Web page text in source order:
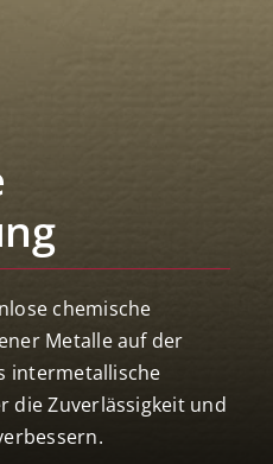
chemische
Metalle auf der
intermetallische
die Zuverlässigkeit und